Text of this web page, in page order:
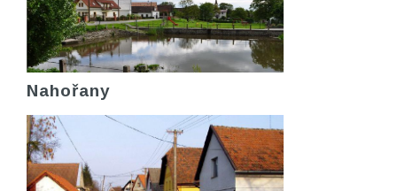
Nahořany